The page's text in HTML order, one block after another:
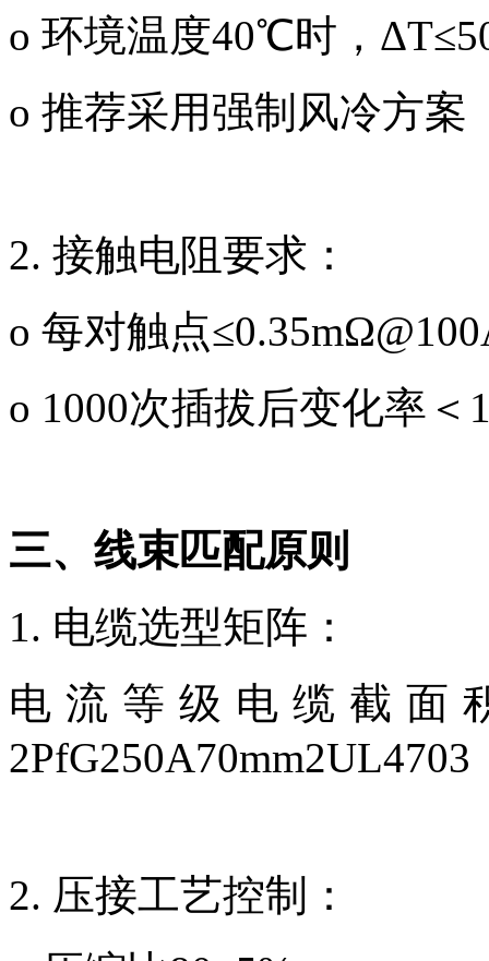
o 环境温度40℃时，
o 推荐采用强制风冷方案
2. 接触电阻要求：
o 每对触点
o 1000次插拔后变化率＜
三、线束匹配原则
1. 电缆选型矩阵：
电流等级电缆截面积
2PfG250A70mm2UL4703
2. 压接工艺控制：